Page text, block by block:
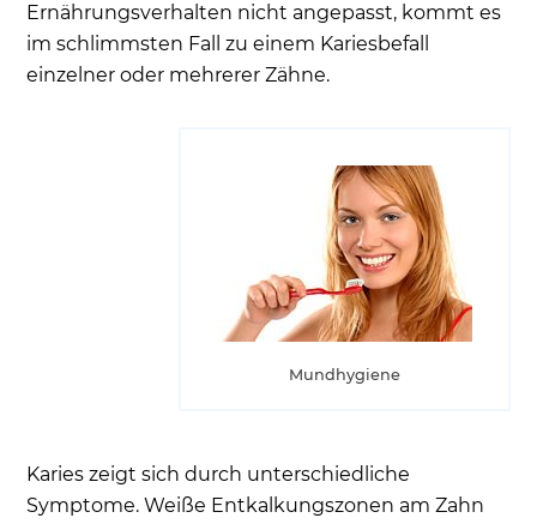
Ernährungsverhalten nicht angepasst, kommt es
im schlimmsten Fall zu einem Kariesbefall
einzelner oder mehrerer Zähne.
Mundhygiene
Karies zeigt sich durch unterschiedliche
Symptome. Weiße Entkalkungszonen am Zahn